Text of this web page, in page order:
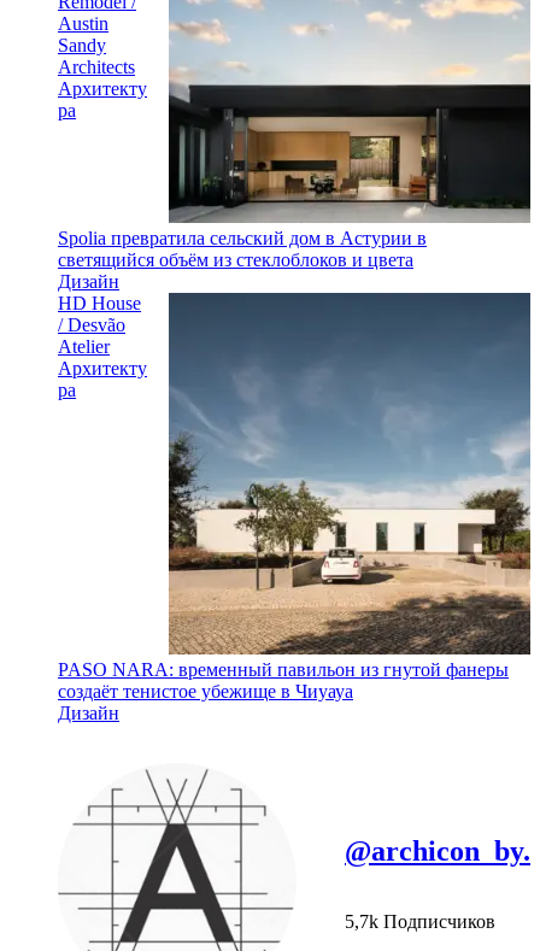
Austin
Sandy
Architects
Архитекту
ра
Spolia превратила сельский дом в Астурии в
светящийся объём из стеклоблоков и цвета
Дизайн
HD House
/ Desvão
Atelier
Архитекту
ра
PASO NARA: временный павильон из гнутой фанеры
создаёт тенистое убежище в Чиуауа
Дизайн
@archicon_by.
5,7k Подписчиков